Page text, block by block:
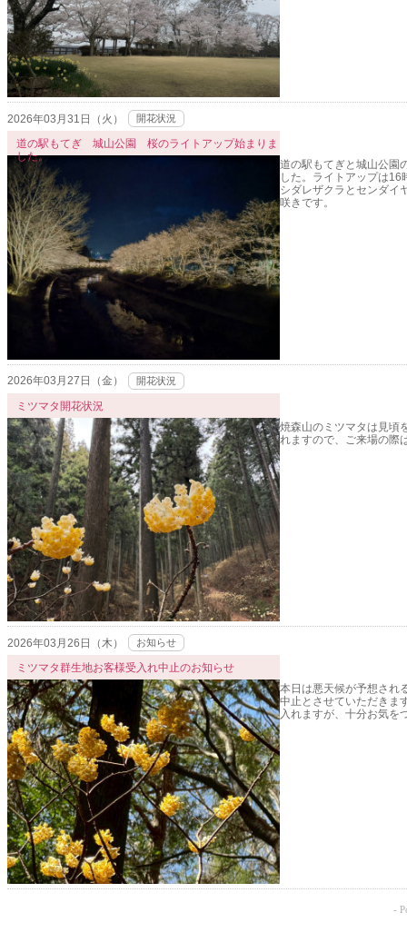
2026年03月31日（火） 開花状況
道の駅もてぎ 城山公園 桜のライトアップ始まりま
した。
道の駅もてぎと城山公園
した。ライトアップは
シダレザクラとセンダイ
咲きです。
2026年03月27日（金） 開花状況
ミツマタ開花状況
焼森山のミツマタは見頃
れますので、ご来場の際
2026年03月26日（木） お知らせ
ミツマタ群生地お客様受入れ中止のお知らせ
本日は悪天候が予想され
中止とさせていただきま
入れますが、十分お気を
-